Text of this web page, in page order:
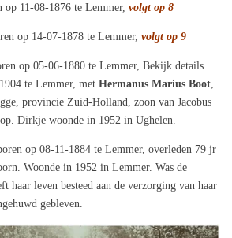
op 11-08-1876 te Lemmer, volgt op 8
op 14-07-1878 te Lemmer, volgt op 9
op 05-06-1880 te Lemmer, Bekijk details.
te Lemmer, met Hermanus Marius Boot
provincie Zuid-Holland, zoon van Jacobus
Dirkje woonde in 1952 in Ughelen.
op 08-11-1884 te Lemmer, overleden 79 jr
Woonde in 1952 in Lemmer. Was de
haar leven besteed aan de verzorging van haar
gebleven.